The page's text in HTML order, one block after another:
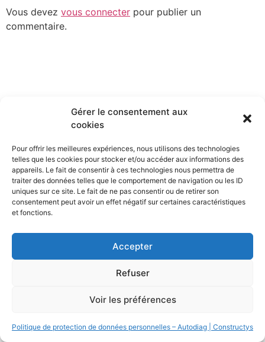
Gérer le consentement aux
cookies
Pour offrir les meilleures expériences, nous utilisons des technologies
telles que les cookies pour stocker et/ou accéder aux informations des
appareils. Le fait de consentir à ces technologies nous permettra de
traiter des données telles que le comportement de navigation ou les ID
uniques sur ce site. Le fait de ne pas consentir ou de retirer son
consentement peut avoir un effet négatif sur certaines caractéristiques
et fonctions.
Accepter
Refuser
Voir les préférences
Politique de protection de données personnelles – Autodiag | Constructys
Vous devez vous connecter pour publier un
commentaire.
All rights reserved